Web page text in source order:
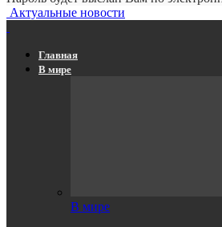
Актуальные новости
Главная
В мире
В мире